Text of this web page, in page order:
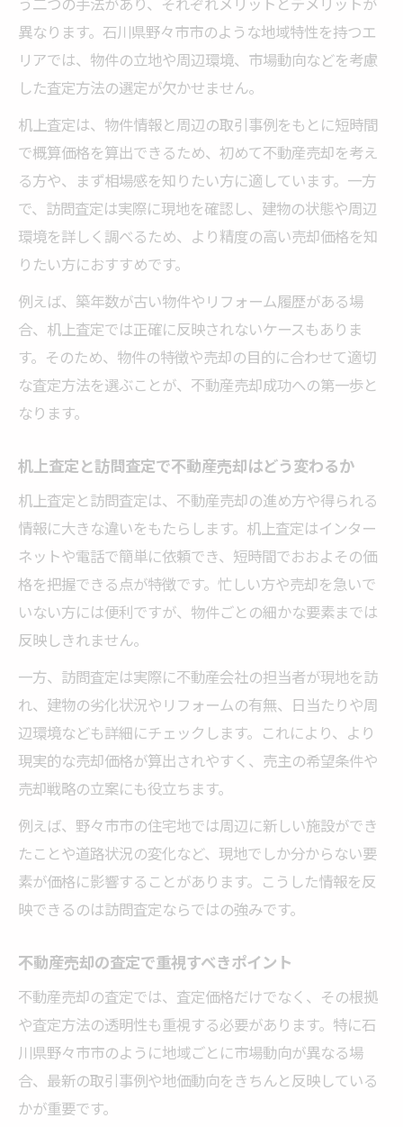
初めての不動産売却で迷ったら押さえたいポイ
ント
初めて不動産売却する際の査定方法選び
不動産売却で知っておきたい査定の基本
机上査定・訪問査定の違いを不動産売却に
活かす
不動産売却初心者が注意すべき査定ポイン
ト
不動産売却を成功に導く査定知識の活用法
匿名性を重視するなら机上査定が向いている理
由
不動産売却で匿名性を保つなら机上査定が
最適
不動産売却時に机上査定で得られるプライ
バシー
机上査定による不動産売却の手軽さと安心
感
不動産売却で匿名性を守る査定方法の選び
不動産売却で重要な訪問査定と机上査定の
違い
机上査定・訪問査定の特徴を不動産売却に
役立てる
点
訪問査定と机上査定を不動産売却で使い分
けるコツ
🏠 かんたん無料査定
※しつこい営業は一切ありません※ご入力いた
だいた情報は査定以外には使用いたしません
異なります。石川県野々市市のような地域特性を持つエ
リアでは、物件の立地や周辺環境、市場動向などを考慮
した査定方法の選定が欠かせません。
机上査定は、物件情報と周辺の取引事例をもとに短時間
で概算価格を算出できるため、初めて不動産売却を考え
る方や、まず相場感を知りたい方に適しています。一方
で、訪問査定は実際に現地を確認し、建物の状態や周辺
環境を詳しく調べるため、より精度の高い売却価格を知
りたい方におすすめです。
例えば、築年数が古い物件やリフォーム履歴がある場
合、机上査定では正確に反映されないケースもありま
す。そのため、物件の特徴や売却の目的に合わせて適切
な査定方法を選ぶことが、不動産売却成功への第一歩と
なります。
机上査定と訪問査定で不動産売却はどう変わるか
机上査定と訪問査定は、不動産売却の進め方や得られる
情報に大きな違いをもたらします。机上査定はインター
ネットや電話で簡単に依頼でき、短時間でおおよその価
格を把握できる点が特徴です。忙しい方や売却を急いで
いない方には便利ですが、物件ごとの細かな要素までは
反映しきれません。
一方、訪問査定は実際に不動産会社の担当者が現地を訪
れ、建物の劣化状況やリフォームの有無、日当たりや周
辺環境なども詳細にチェックします。これにより、より
現実的な売却価格が算出されやすく、売主の希望条件や
売却戦略の立案にも役立ちます。
例えば、野々市市の住宅地では周辺に新しい施設ができ
たことや道路状況の変化など、現地でしか分からない要
素が価格に影響することがあります。こうした情報を反
映できるのは訪問査定ならではの強みです。
不動産売却の査定で重視すべきポイント
不動産売却の査定では、査定価格だけでなく、その根拠
や査定方法の透明性も重視する必要があります。特に石
川県野々市市のように地域ごとに市場動向が異なる場
合、最新の取引事例や地価動向をきちんと反映している
かが重要です。